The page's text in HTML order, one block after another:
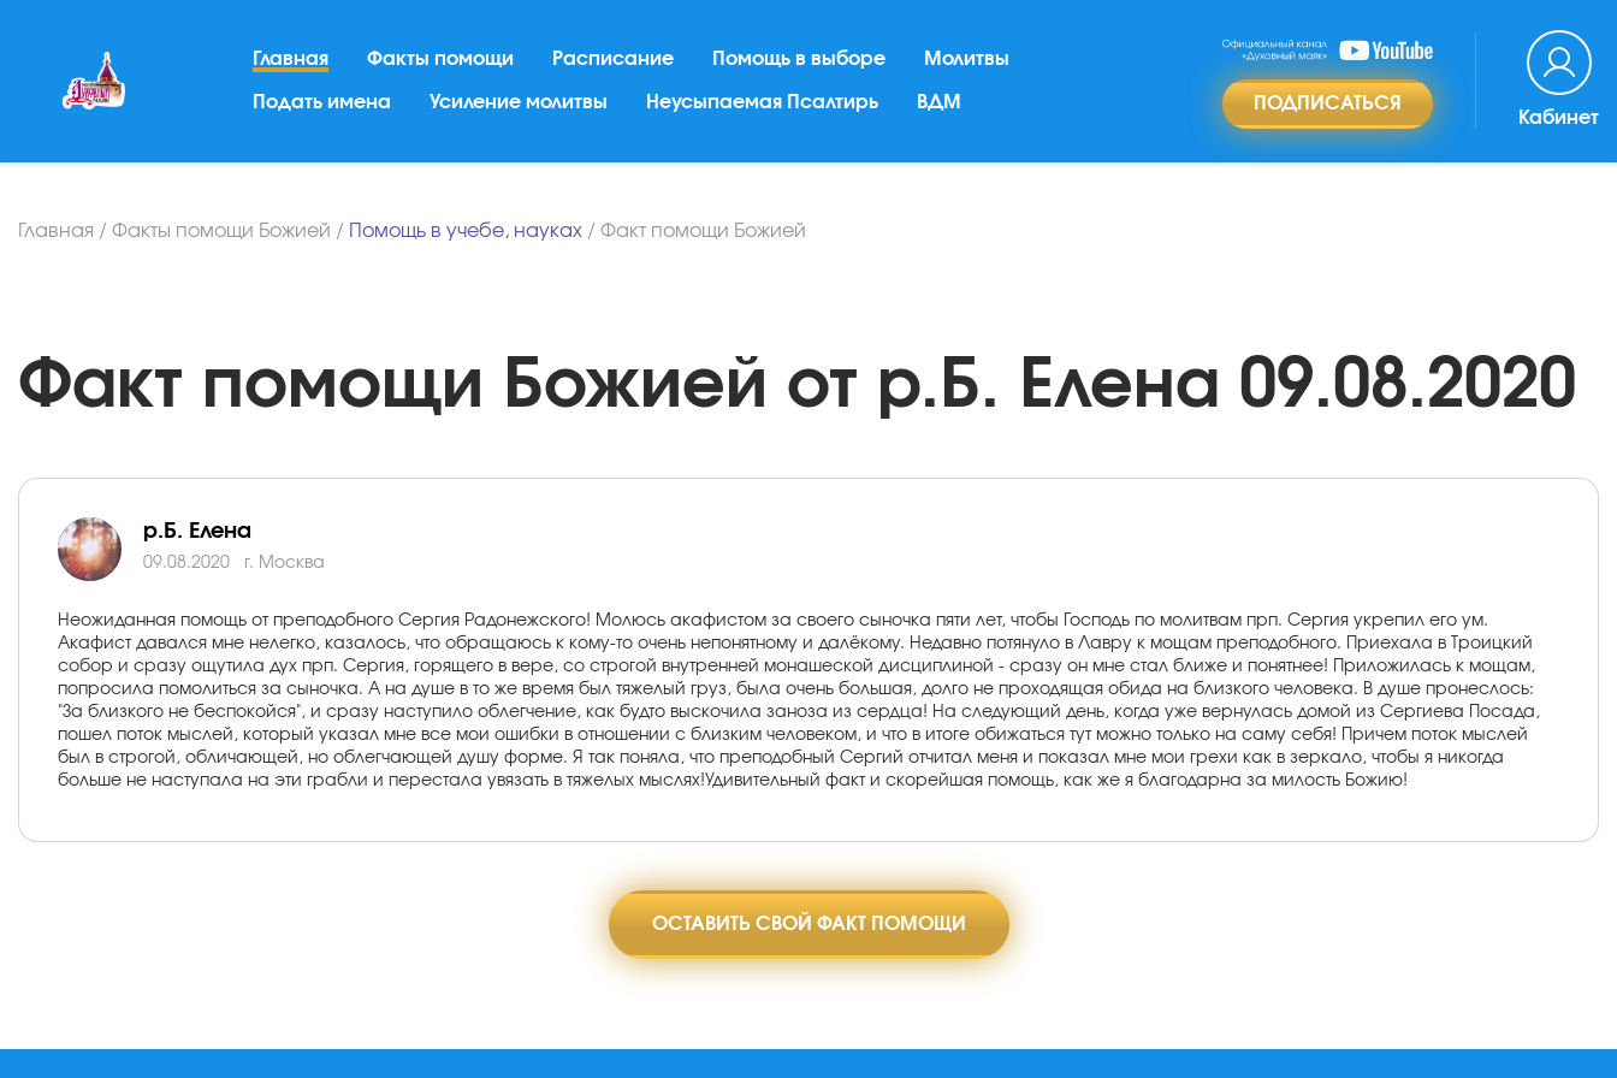
Главная Факты помощи Расписание Помощь в выборе Молитвы
Подать имена Усиление молитвы Неусыпаемая Псалтирь ВДМ ПОДПИСАТЬСЯ
Кабинет
Главная / Факты помощи Божией / Помощь в учебе, науках / Факт помощи Божией
Факт помощи Божией от р.Б. Елена 09.08.2020
р.Б. Елена
09.08.2020 г. Москва
Неожиданная помощь от преподобного Сергия Радонежского! Молюсь акафистом за своего сыночка пяти лет, чтобы Господь по молитвам прп. Сергия укрепил его ум.
Акафист давался мне нелегко, казалось, что обращаюсь к кому-то очень непонятному и далёкому. Недавно потянуло в Лавру к мощам преподобного. Приехала в Троицкий
собор и сразу ощутила дух прп. Сергия, горящего в вере, со строгой внутренней монашеской дисциплиной - сразу он мне стал ближе и понятнее! Приложилась к мощам,
попросила помолиться за сыночка. А на душе в то же время был тяжелый груз, была очень большая, долго не проходящая обида на близкого человека. В душе пронеслось:
"За близкого не беспокойся", и сразу наступило облегчение, как будто выскочила заноза из сердца! На следующий день, когда уже вернулась домой из Сергиева Посада,
пошел поток мыслей, который указал мне все мои ошибки в отношении с близким человеком, и что в итоге обижаться тут можно только на саму себя! Причем поток мыслей
был в строгой, обличающей, но облегчающей душу форме. Я так поняла, что преподобный Сергий отчитал меня и показал мне мои грехи как в зеркало, чтобы я никогда
больше не наступала на эти грабли и перестала увязать в тяжелых мыслях!Удивительный факт и скорейшая помощь, как же я благодарна за милость Божию!
ОСТАВИТЬ СВОЙ ФАКТ ПОМОЩИ